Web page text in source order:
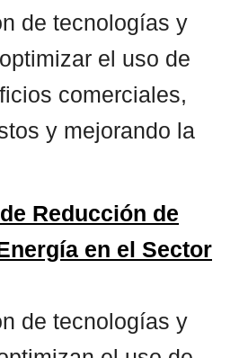
de tecnologías y
el uso de
comerciales,
y mejorando la
Reducción de
en el Sector
de tecnologías y